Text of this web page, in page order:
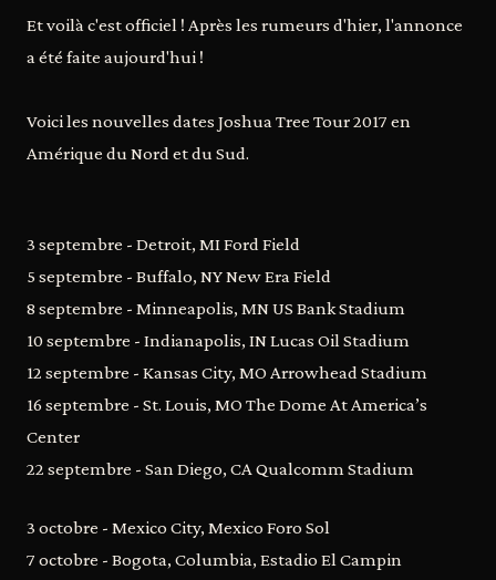
Et voilà c'est officiel ! Après les rumeurs d'hier, l'annonce
a été faite aujourd'hui !
Voici les nouvelles dates Joshua Tree Tour 2017 en
Amérique du Nord et du Sud.
3 septembre - Detroit, MI Ford Field
5 septembre - Buffalo, NY New Era Field
8 septembre - Minneapolis, MN US Bank Stadium
10 septembre - Indianapolis, IN Lucas Oil Stadium
12 septembre - Kansas City, MO Arrowhead Stadium
16 septembre - St. Louis, MO The Dome At America’s
Center
22 septembre - San Diego, CA Qualcomm Stadium
3 octobre - Mexico City, Mexico Foro Sol
7 octobre - Bogota, Columbia, Estadio El Campin